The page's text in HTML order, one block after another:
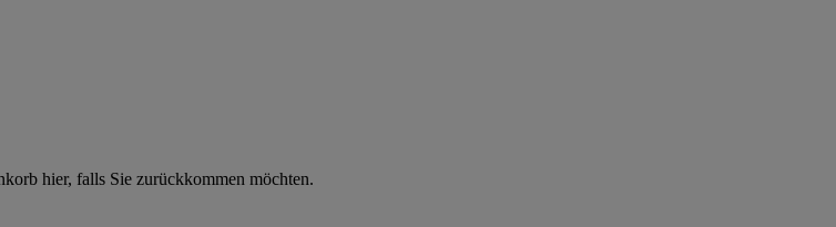
hier, falls Sie zurückkommen möchten.